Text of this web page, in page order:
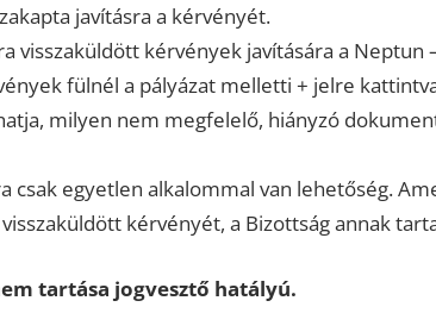
javításra a kérvényét.
visszaküldött kérvények javítására a
fülnél a pályázat melletti + jelre
milyen nem megfelelő, hiányzó
csak egyetlen alkalommal van lehetőség.
kérvényét, a Bizottság annak
tartása jogvesztő hatályú.